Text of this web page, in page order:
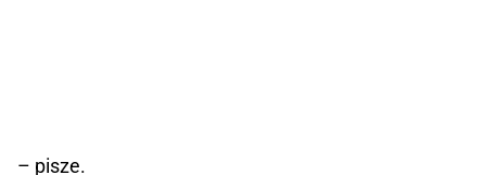
– pisze.